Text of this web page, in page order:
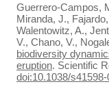
Guerrero-Campos,
Miranda, J.,
Walentowitz, A.,
V., Chano, V.,
biodiversity
eruption. Scientific
doi:10.1038/